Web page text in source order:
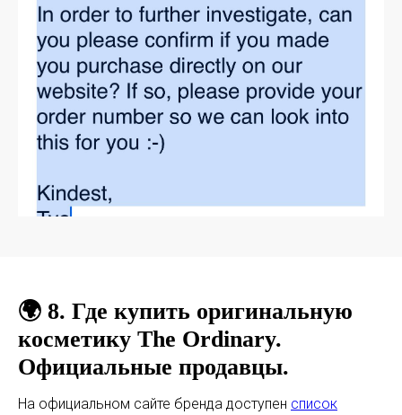
🌍 8. Где купить оригинальную
косметику The Ordinary.
Официальные продавцы.
На официальном сайте бренда доступен список